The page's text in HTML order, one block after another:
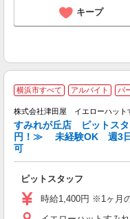
キープ
横浜市すべて アルバイト パ
株式会社津田屋 イエローハット
すみれが丘店 ピットス
円！≫ 未経験OK 週3日
可
ピットスタッフ
時給1,400円 ※1ヶ月